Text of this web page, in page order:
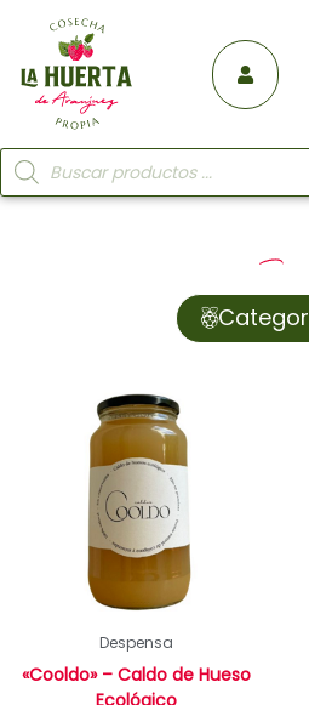
Despensa
«Cooldo» – Caldo de Hueso